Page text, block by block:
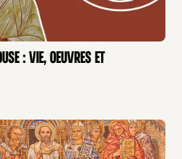
: Vie, Oeuvres et